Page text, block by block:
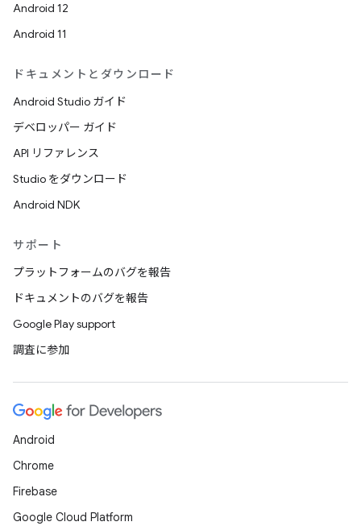
Android 12
Android 11
ドキュメントとダウンロード
Android Studio ガイド
デベロッパー ガイド
API リファレンス
Studio をダウンロード
Android NDK
サポート
プラットフォームのバグを報告
ドキュメントのバグを報告
Google Play support
調査に参加
Android
Chrome
Firebase
Google Cloud Platform